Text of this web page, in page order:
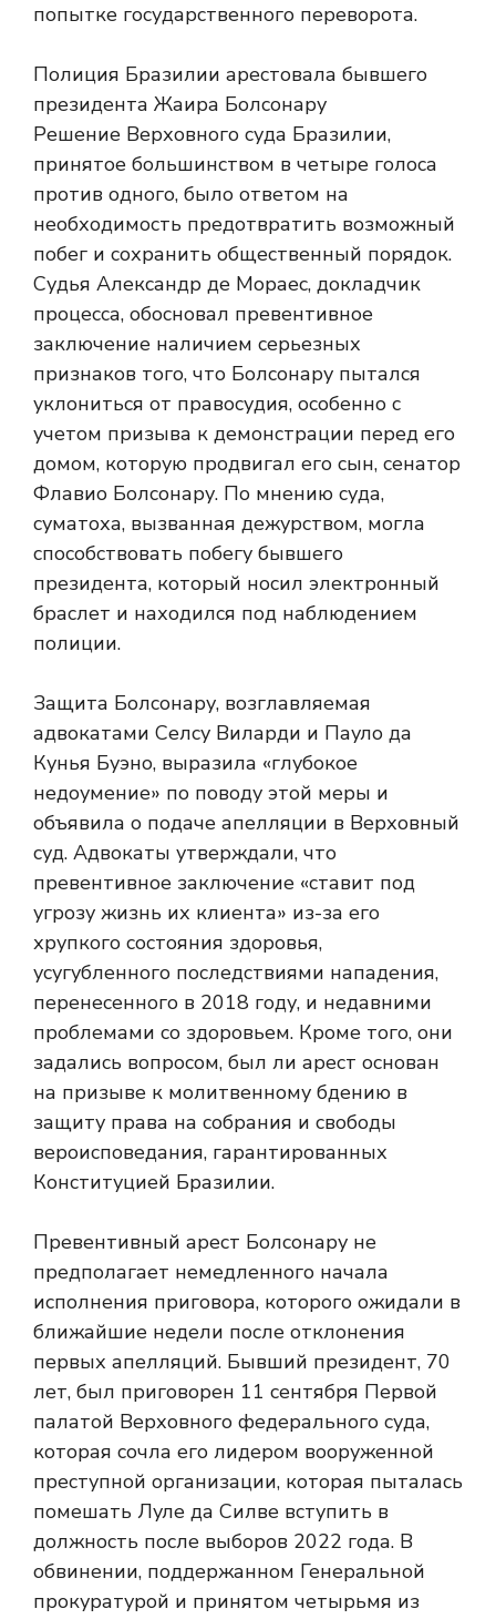
попытке государственного переворота.
Полиция Бразилии арестовала бывшего
президента Жаира Болсонару
Решение Верховного суда Бразилии,
принятое большинством в четыре голоса
против одного, было ответом на
необходимость предотвратить возможный
побег и сохранить общественный порядок.
Судья Александр де Мораес, докладчик
процесса, обосновал превентивное
заключение наличием серьезных
признаков того, что Болсонару пытался
уклониться от правосудия, особенно с
учетом призыва к демонстрации перед его
домом, которую продвигал его сын, сенатор
Флавио Болсонару. По мнению суда,
суматоха, вызванная дежурством, могла
способствовать побегу бывшего
президента, который носил электронный
браслет и находился под наблюдением
полиции.
Защита Болсонару, возглавляемая
адвокатами Селсу Виларди и Пауло да
Кунья Буэно, выразила «глубокое
недоумение» по поводу этой меры и
объявила о подаче апелляции в Верховный
суд. Адвокаты утверждали, что
превентивное заключение «ставит под
угрозу жизнь их клиента» из-за его
хрупкого состояния здоровья,
усугубленного последствиями нападения,
перенесенного в 2018 году, и недавними
проблемами со здоровьем. Кроме того, они
задались вопросом, был ли арест основан
на призыве к молитвенному бдению в
защиту права на собрания и свободы
вероисповедания, гарантированных
Конституцией Бразилии.
Превентивный арест Болсонару не
предполагает немедленного начала
исполнения приговора, которого ожидали в
ближайшие недели после отклонения
первых апелляций. Бывший президент, 70
лет, был приговорен 11 сентября Первой
палатой Верховного федерального суда,
которая сочла его лидером вооруженной
преступной организации, которая пыталась
помешать Луле да Силве вступить в
должность после выборов 2022 года. В
обвинении, поддержанном Генеральной
прокуратурой и принятом четырьмя из